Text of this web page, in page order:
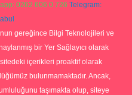
0262 606 0 726 Telegram:
gereğince Bilgi Teknolojileri ve
bir Yer Sağlayıcı olarak
içerikleri proaktif olarak
bulunmamaktadır. Ancak,
taşımakta olup, siteye